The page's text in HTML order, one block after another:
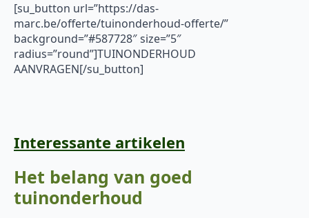
[su_button url=”https://das-
marc.be/offerte/tuinonderhoud-offerte/”
background=”#587728″ size=”5″
radius=”round”]TUINONDERHOUD
AANVRAGEN[/su_button]
Interessante artikelen
Het belang van goed
tuinonderhoud